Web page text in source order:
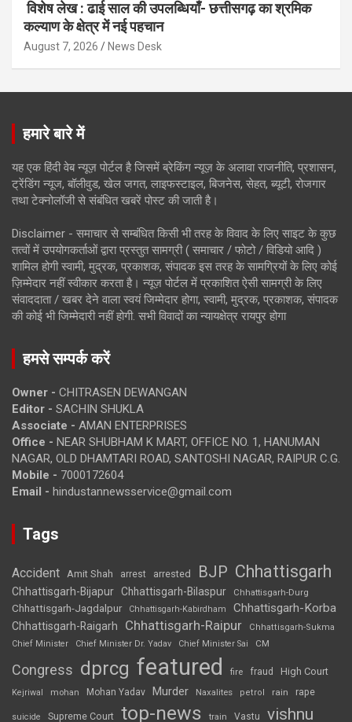
विशेष लेख : ढाई साल की उपलब्धियाँ- छत्तीसगढ़ का श्रमिक
कल्याण के क्षेत्र में नई पहचान
August 7, 2026 News Desk
हमारे बारे में
यह एक हिंदी वेब न्यूज़ पोर्टल है जिसमें ब्रेकिंग न्यूज़ के अलावा राजनीति, प्रशासन,
ट्रेंडिंग न्यूज, बॉलीवुड, खेल जगत, लाइफस्टाइल, बिजनेस, सेहत, ब्यूटी, रोजगार
तथा टेक्नोलॉजी से संबंधित खबरें पोस्ट की जाती है।
Disclaimer - समाचार से सम्बंधित किसी भी तरह के विवाद के लिए साइट के कुछ
तत्वों में उपयोगकर्ताओं द्वारा प्रस्तुत सामग्री ( समाचार / फोटो / विडियो आदि )
शामिल होगी स्वामी, मुद्रक, प्रकाशक, संपादक इस तरह के सामग्रियों के लिए कोई
ज़िम्मेदार नहीं स्वीकार करता है। न्यूज़ पोर्टल में प्रकाशित ऐसी सामग्री के लिए
संवाददाता / खबर देने वाला स्वयं जिम्मेदार होगा, स्वामी, मुद्रक, प्रकाशक, संपादक
की कोई भी जिम्मेदारी नहीं होगी. सभी विवादों का न्यायक्षेत्र रायपुर होगा
हमसे सम्पर्क करें
Owner - CHITRASEN DEWANGAN
Editor - SACHIN SHUKLA
Associate - AMAN ENTERPRISES
Office - NEAR SHUBHAM K MART, OFFICE NO. 1, HANUMAN
NAGAR, OLD DHAMTARI ROAD, SANTOSHI NAGAR, RAIPUR C.G.
Mobile - 7000172604
Email - hindustannewsservice@gmail.com
Tags
Accident Amit Shah arrest arrested BJP Chhattisgarh
Chhattisgarh-Bijapur Chhattisgarh-Bilaspur Chhattisgarh-Durg
Chhattisgarh-Jagdalpur Chhattisgarh-Kabirdham Chhattisgarh-Korba
Chhattisgarh-Raigarh Chhattisgarh-Raipur
Chhattisgarh-Sukma
Chief Minister
Chief Minister Dr. Yadav Chief Minister Sai CM
Congress dprcg featured fire fraud High Court
Kejriwal mohan Mohan Yadav Murder Naxalites petrol rain rape
suicide Supreme Court top-news train Vastu vishnu